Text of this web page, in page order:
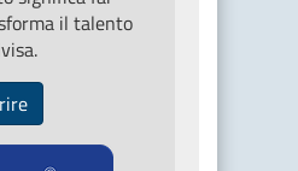
il talento